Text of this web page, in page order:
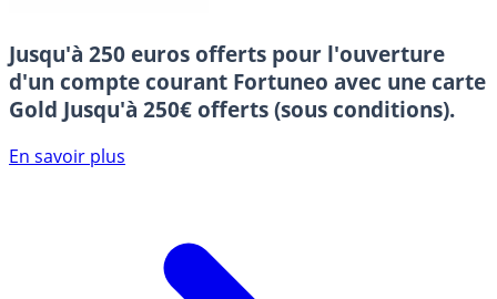
Jusqu'à 250 euros offerts pour l'ouverture
d'un compte courant Fortuneo avec une carte
Gold Jusqu'à 250€ offerts (sous conditions).
En savoir plus